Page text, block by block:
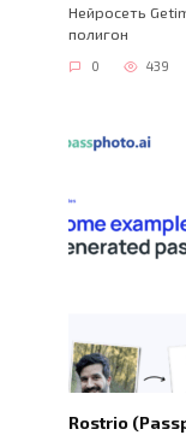
Нейросеть
полигон
0 439
Rostrio